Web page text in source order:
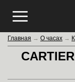
Главная → О часах →
CARTIER